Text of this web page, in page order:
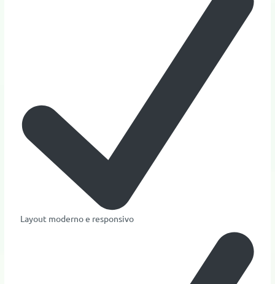
Layout moderno e responsivo